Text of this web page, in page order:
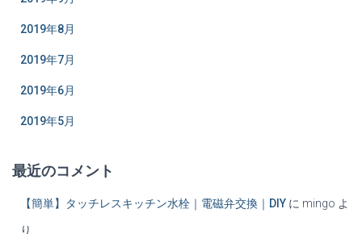
2019年8月
2019年7月
2019年6月
2019年5月
最近のコメント
【簡単】タッチレスキッチン水栓｜電磁弁交換｜DIY に mingo よ
り